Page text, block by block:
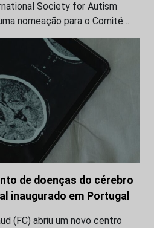
Society for Autism
nomeação para o Comité…
de doenças do cérebro
inaugurado em Portugal
(FC) abriu um novo centro